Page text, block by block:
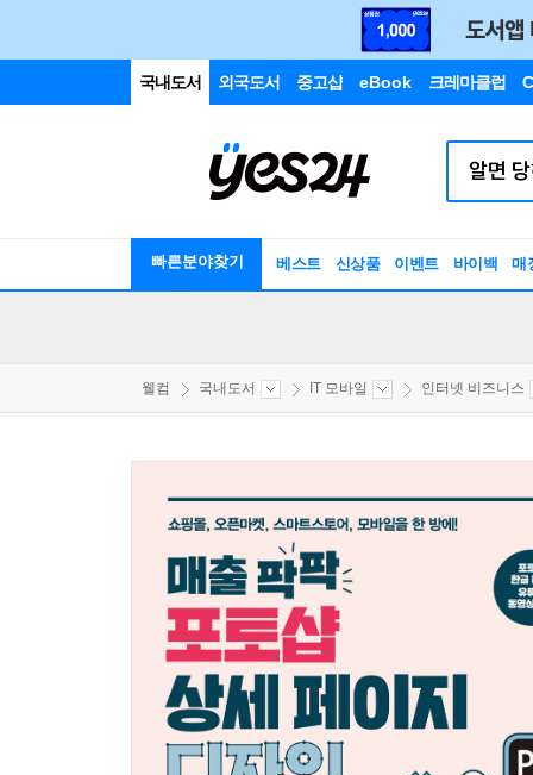
국내도서 외국도서 중고샵 eBook 크레마클럽
빠른분야찾기 베스트 신상품 이벤트 바이백 매
웰컴 국내도서 IT 모바일 인터넷 비즈니스